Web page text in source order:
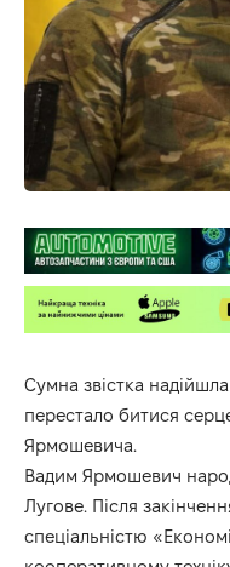
Сумна звістка
перестало битися
Ярмошевича.
Вадим Ярмошевич
Лугове. Після
спеціальністю